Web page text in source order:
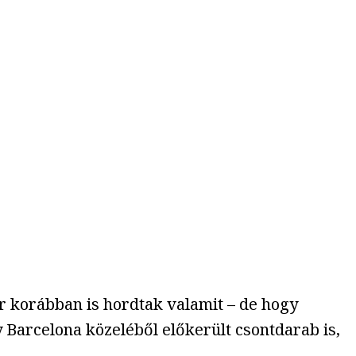
is hordtak valamit – de hogy
közeléből előkerült csontdarab is,